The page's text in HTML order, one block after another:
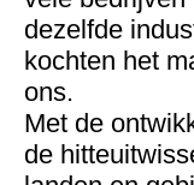
dezelfde
kochten het
ons.
Met de
de